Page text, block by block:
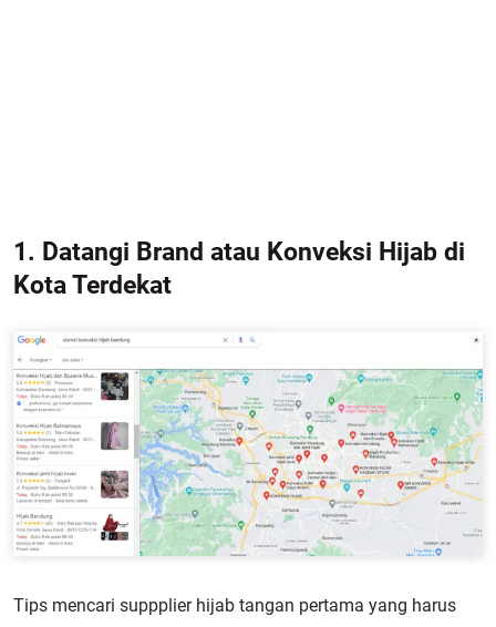
1. Datangi Brand atau Konveksi Hijab di
Kota Terdekat
Tips mencari suppplier hijab tangan pertama yang harus